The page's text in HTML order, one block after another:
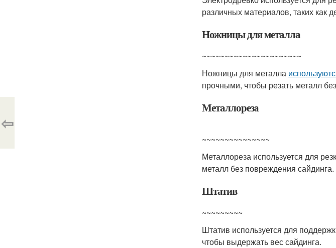
различных материалов, таких как
Ножницы для металла
~~~~~~~~~~~~~~~~~~~~~~
Ножницы для металла
прочными, чтобы резать металл
Металлореза
~~~~~~~~~~~~~~~
Металлореза используется для
металл без повреждения сайдинга.
Штатив
~~~~~~~~~
Штатив используется для
чтобы выдержать вес сайдинга.
⇦